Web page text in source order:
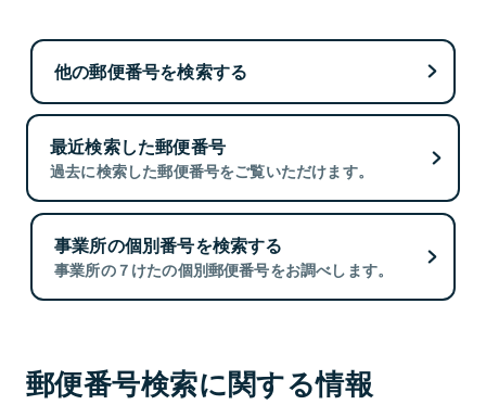
他の郵便番号を検索する
最近検索した郵便番号
過去に検索した郵便番号をご覧いただけます。
事業所の個別番号を検索する
事業所の７けたの個別郵便番号をお調べします。
郵便番号検索に関する情報